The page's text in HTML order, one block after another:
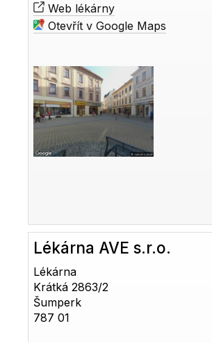
Web lékárny
Otevřít v Google Maps
Lékárna AVE s.r.o.
Lékárna
Krátká 2863/2
Šumperk
787 01